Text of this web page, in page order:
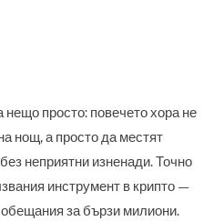
просто: повечето хора не
нощ, а просто да местят
неприятни изненади. Точно
инструмент в крипто —
за бързи милиони.